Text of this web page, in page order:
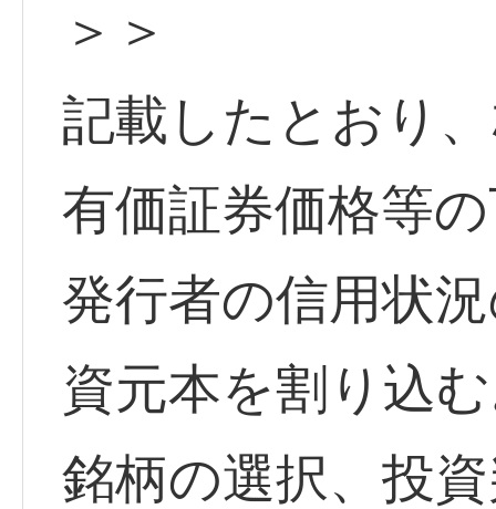
＞＞
記載したとおり
有価証券価格等
発行者の信用状
資元本を割り込
銘柄の選択、投